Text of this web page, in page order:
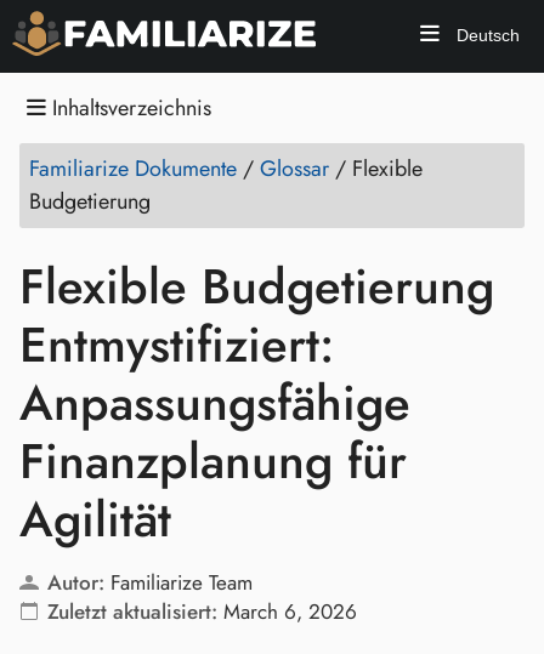
Deutsch
Inhaltsverzeichnis
Familiarize Dokumente /Glossar / Flexible
Budgetierung
Flexible Budgetierung
Entmystifiziert:
Anpassungsfähige
Finanzplanung für
Agilität
Autor: Familiarize Team
Zuletzt aktualisiert: March 6, 2026